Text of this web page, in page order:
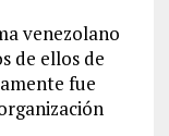
venezolano
de ellos de
fue